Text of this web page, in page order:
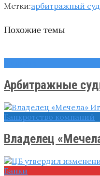
Метки:арбитражный суд
Похожие темы
Арбитражные
Банкротство компаний
Владелец
Банки